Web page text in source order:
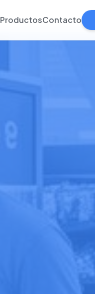
ProductosContacto